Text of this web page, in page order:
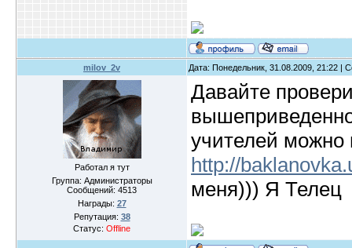
milov_2v Дата: Понедельник, 31.08.2009, 21:22 |
Работал я тут
Группа: Администраторы
Сообщений: 4513
Награды: 27
Репутация: 38
Статус: Offline
Давайте
учителей можно
http://
меня))) Я Телец